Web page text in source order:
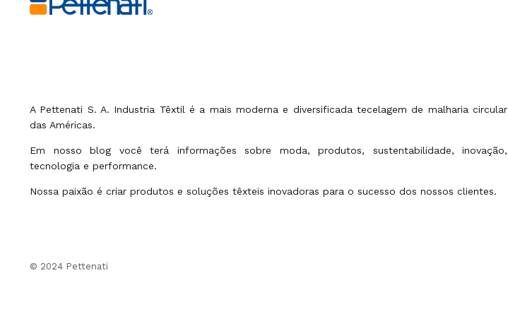
A Pettenati S. A. Industria Têxtil é a mais moderna e diversificada tecelagem de malharia circular
das Américas.
Em nosso blog você terá informações sobre moda, produtos, sustentabilidade, inovação,
tecnologia e performance.
Nossa paixão é criar produtos e soluções têxteis inovadoras para o sucesso dos nossos clientes.
© 2024 Pettenati